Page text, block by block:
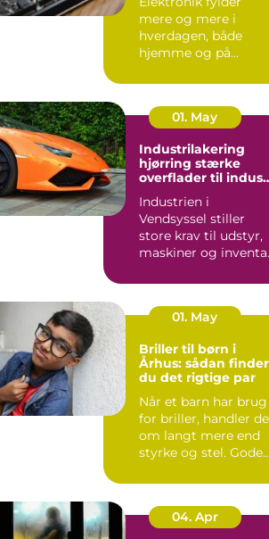
mere og mere i
hverdagen, både
hjemme og på
mobil, tv, wifi, o...
01. May
Industrilakering
hjørring stærke
overflader til
Industrien i
Vendsyssel stiller
store krav til udstyr,
maskiner og
stålkonstruktioner,...
01. May
Briller til børn i
Århus: sådan finder
du det rigtige par
Når et barn har brug
for briller, handler
om langt mere end
styrke og stel. Gode
04. Apr